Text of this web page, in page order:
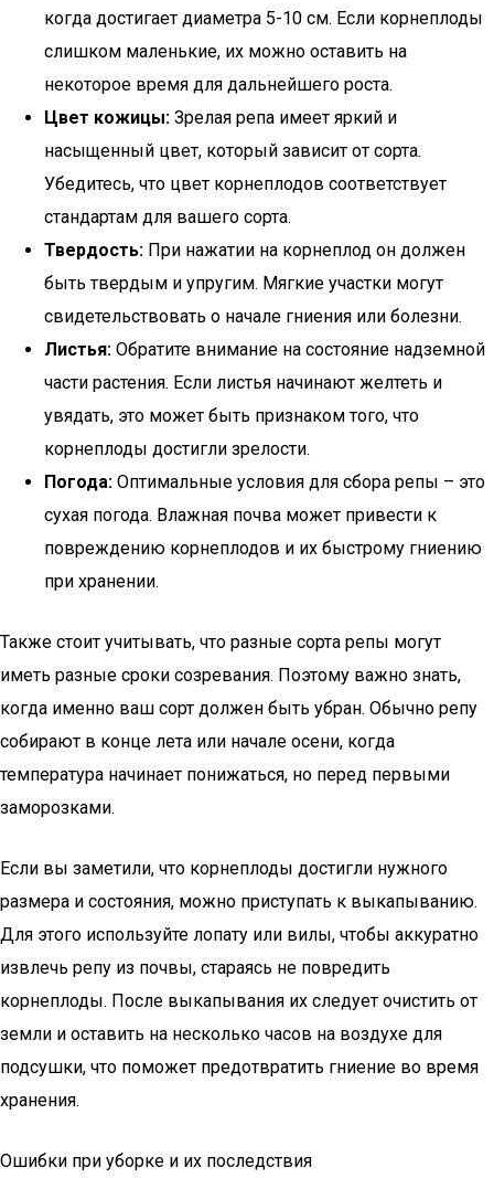
когда достигает диаметра 5-10 см. Если корнеплоды
слишком маленькие, их можно оставить на
некоторое время для дальнейшего роста.
Цвет кожицы: Зрелая репа имеет яркий и
насыщенный цвет, который зависит от сорта.
Убедитесь, что цвет корнеплодов соответствует
стандартам для вашего сорта.
Твердость: При нажатии на корнеплод он должен
быть твердым и упругим. Мягкие участки могут
свидетельствовать о начале гниения или болезни.
Листья: Обратите внимание на состояние надземной
части растения. Если листья начинают желтеть и
увядать, это может быть признаком того, что
корнеплоды достигли зрелости.
Погода: Оптимальные условия для сбора репы – это
сухая погода. Влажная почва может привести к
повреждению корнеплодов и их быстрому гниению
при хранении.
Также стоит учитывать, что разные сорта репы могут
иметь разные сроки созревания. Поэтому важно знать,
когда именно ваш сорт должен быть убран. Обычно репу
собирают в конце лета или начале осени, когда
температура начинает понижаться, но перед первыми
заморозками.
Если вы заметили, что корнеплоды достигли нужного
размера и состояния, можно приступать к выкапыванию.
Для этого используйте лопату или вилы, чтобы аккуратно
извлечь репу из почвы, стараясь не повредить
корнеплоды. После выкапывания их следует очистить от
земли и оставить на несколько часов на воздухе для
подсушки, что поможет предотвратить гниение во время
хранения.
Ошибки при уборке и их последствия